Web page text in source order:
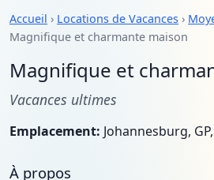
Accueil › Locations de Vacances ›
Magnifique et charmante maison
Magnifique et
Vacances ultimes
Emplacement: Johannesburg,
À propos